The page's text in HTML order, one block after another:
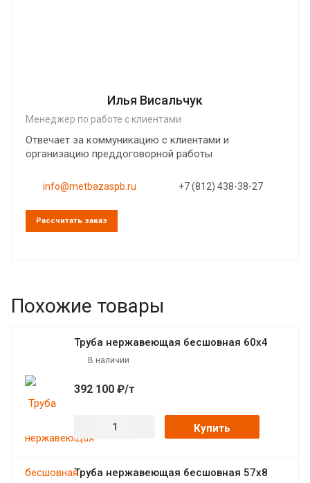
Илья Висальчук
Менеджер по работе с клиентами
Отвечает за коммуникацию с клиентами и
организацию преддоговорной работы
info@metbazaspb.ru +7 (812) 438-38-27
Рассчитать заказ
Похожие товары
Труба нержавеющая бесшовная 60х4
В наличии
392 100 ₽/т
Купить
Труба нержавеющая бесшовная 57х8